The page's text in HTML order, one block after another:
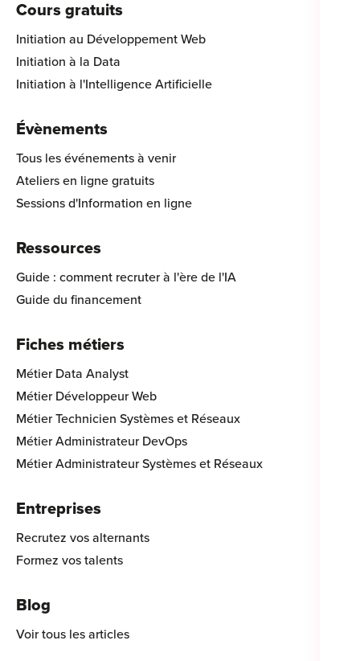
Cours gratuits
Initiation au Développement Web
Initiation à la Data
Initiation à l'Intelligence Artificielle
Évènements
Tous les événements à venir
Ateliers en ligne gratuits
Sessions d'Information en ligne
Ressources
Guide : comment recruter à l'ère de l'IA
Guide du financement
Fiches métiers
Métier Data Analyst
Métier Développeur Web
Métier Technicien Systèmes et Réseaux
Métier Administrateur DevOps
Métier Administrateur Systèmes et Réseaux
Entreprises
Recrutez vos alternants
Formez vos talents
Blog
Voir tous les articles